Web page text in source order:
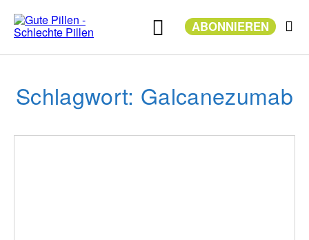
Inhalt
springen ABONNIEREN
Schlagwort: Galcanezumab